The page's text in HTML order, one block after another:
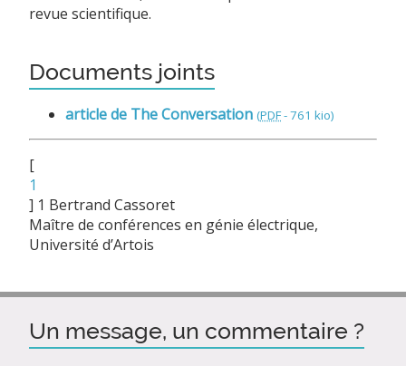
revue scientifique.
Documents joints
article de The Conversation (PDF-761 kio)
[
1
] 1 Bertrand Cassoret
Maître de conférences en génie électrique,
Université d’Artois
Un message, un commentaire ?